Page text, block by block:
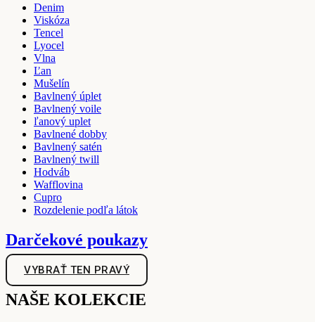
Denim
Viskóza
Tencel
Lyocel
Vlna
Ľan
Mušelín
Bavlnený úplet
Bavlnený voile
ľanový uplet
Bavlnené dobby
Bavlnený satén
Bavlnený twill
Hodváb
Wafflovina
Cupro
Rozdelenie podľa látok
Darčekové poukazy
VYBRAŤ TEN PRAVÝ
NAŠE KOLEKCIE